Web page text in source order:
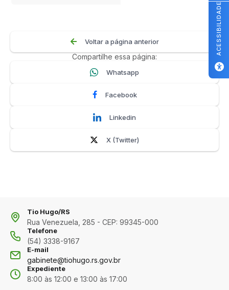
Voltar a página anterior
Compartilhe essa página:
Whatsapp
Facebook
Linkedin
X (Twitter)
Tio Hugo/RS
Rua Venezuela, 285 - CEP: 99345-000
Telefone
(54) 3338-9167
E-mail
gabinete@tiohugo.rs.gov.br
Expediente
8:00 às 12:00 e 13:00 às 17:00
ACESSIBILIDADE